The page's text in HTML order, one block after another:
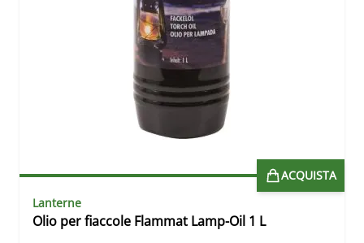
ACQUISTA
Lanterne
Olio per fiaccole Flammat Lamp-Oil 1 L